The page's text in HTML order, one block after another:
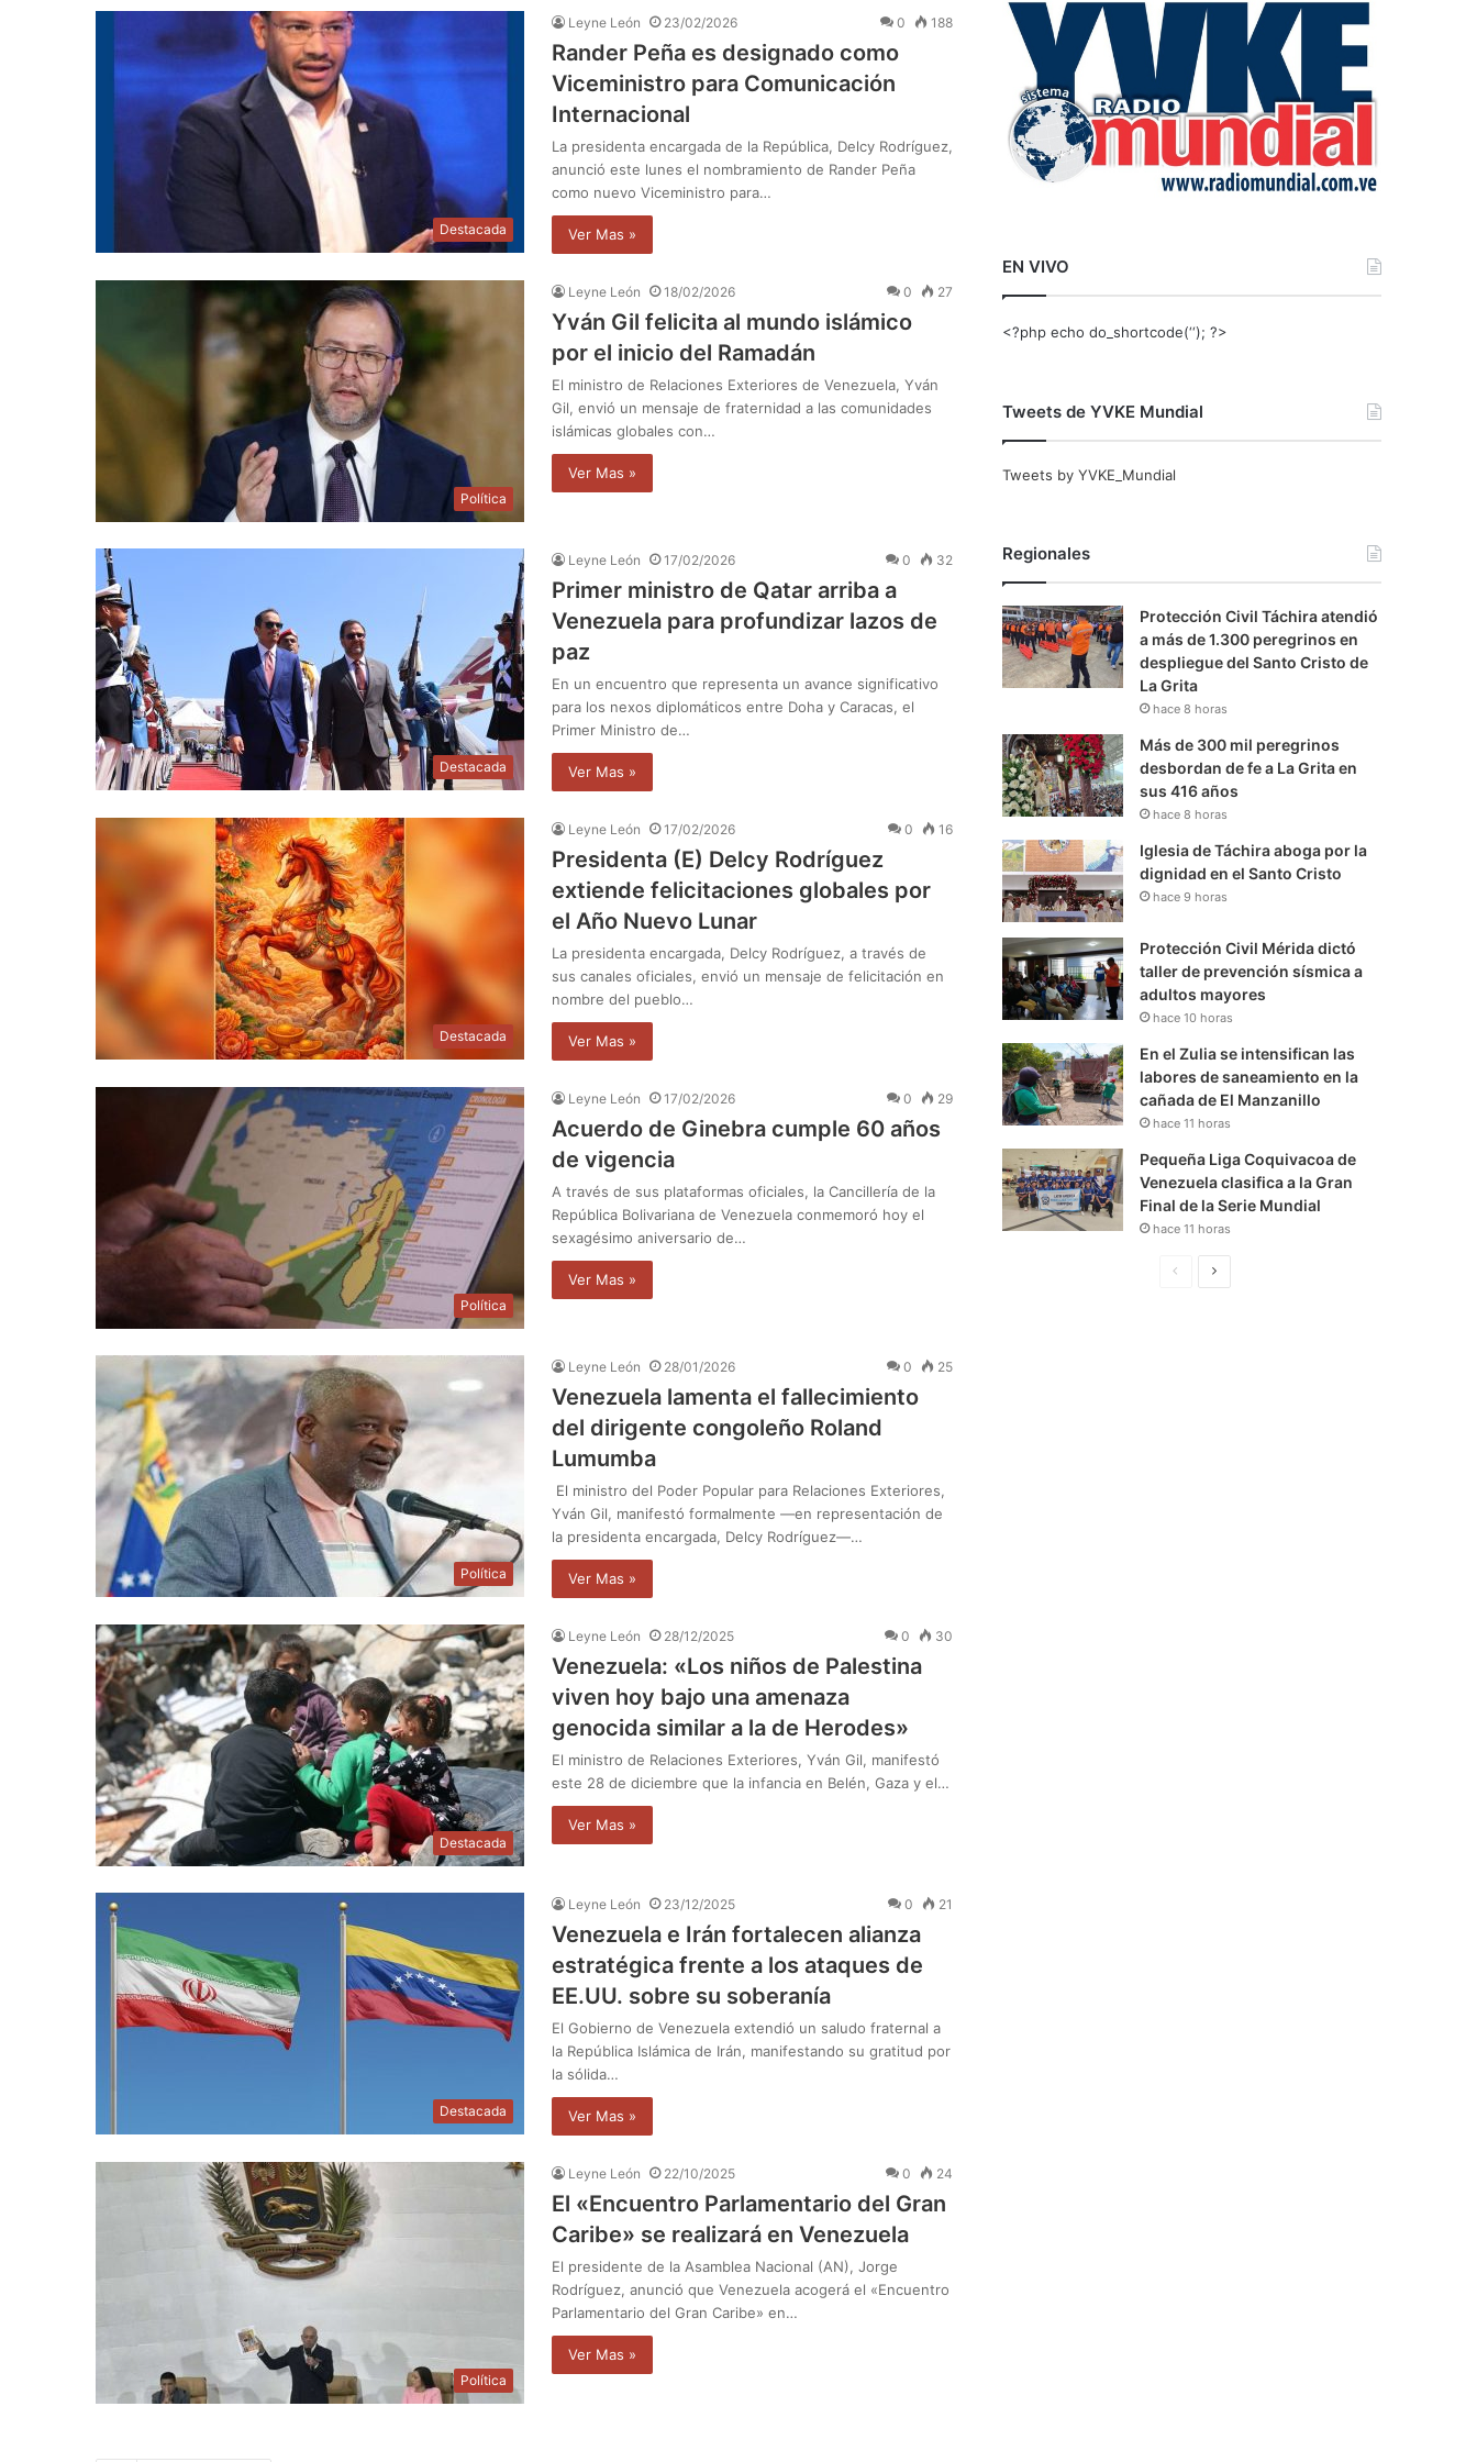
Destacada
Leyne León 23/02/2026 0 188
Rander Peña es designado como
Viceministro para Comunicación
Internacional
La presidenta encargada de la República, Delcy Rodríguez,
anunció este lunes el nombramiento de Rander Peña
como nuevo Viceministro para…
Ver Mas »
Política
Leyne León 18/02/2026 0 27
Yván Gil felicita al mundo islámico
por el inicio del Ramadán
El ministro de Relaciones Exteriores de Venezuela, Yván
Gil, envió un mensaje de fraternidad a las comunidades
islámicas globales con…
Ver Mas »
Destacada
Leyne León 17/02/2026 0 32
Primer ministro de Qatar arriba a
Venezuela para profundizar lazos de
paz
En un encuentro que representa un avance significativo
para los nexos diplomáticos entre Doha y Caracas, el
Primer Ministro de…
Ver Mas »
Destacada
Leyne León 17/02/2026 0 16
Presidenta (E) Delcy Rodríguez
extiende felicitaciones globales por
el Año Nuevo Lunar
La presidenta encargada, Delcy Rodríguez, a través de
sus canales oficiales, envió un mensaje de felicitación en
nombre del pueblo…
Ver Mas »
Política
Leyne León 17/02/2026 0 29
Acuerdo de Ginebra cumple 60 años
de vigencia
A través de sus plataformas oficiales, la Cancillería de la
República Bolivariana de Venezuela conmemoró hoy el
sexagésimo aniversario de…
Ver Mas »
Política
Leyne León 28/01/2026 0 25
Venezuela lamenta el fallecimiento
del dirigente congoleño Roland
Lumumba
El ministro del Poder Popular para Relaciones Exteriores,
Yván Gil, manifestó formalmente —en representación de
la presidenta encargada, Delcy Rodríguez—…
Ver Mas »
Destacada
Leyne León 28/12/2025 0 30
Venezuela: «Los niños de Palestina
viven hoy bajo una amenaza
genocida similar a la de Herodes»
El ministro de Relaciones Exteriores, Yván Gil, manifestó
este 28 de diciembre que la infancia en Belén, Gaza y el…
Ver Mas »
Destacada
Leyne León 23/12/2025 0 21
Venezuela e Irán fortalecen alianza
estratégica frente a los ataques de
EE.UU. sobre su soberanía
El Gobierno de Venezuela extendió un saludo fraternal a
la República Islámica de Irán, manifestando su gratitud por
la sólida…
Ver Mas »
Política
Leyne León 22/10/2025 0 24
El «Encuentro Parlamentario del Gran
Caribe» se realizará en Venezuela
El presidente de la Asamblea Nacional (AN), Jorge
Rodríguez, anunció que Venezuela acogerá el «Encuentro
Parlamentario del Gran Caribe» en…
Ver Mas »
r
EN VIVO
<?php echo do_shortcode(‘‘); ?>
Tweets de YVKE Mundial
Tweets by YVKE_Mundial
Regionales
Protección Civil Táchira atendió
a más de 1.300 peregrinos en
despliegue del Santo Cristo de
La Grita
hace 8 horas
Más de 300 mil peregrinos
desbordan de fe a La Grita en
sus 416 años
hace 8 horas
Iglesia de Táchira aboga por la
dignidad en el Santo Cristo
hace 9 horas
Protección Civil Mérida dictó
taller de prevención sísmica a
adultos mayores
hace 10 horas
En el Zulia se intensifican las
labores de saneamiento en la
cañada de El Manzanillo
hace 11 horas
Pequeña Liga Coquivacoa de
Venezuela clasifica a la Gran
Final de la Serie Mundial
hace 11 horas
S